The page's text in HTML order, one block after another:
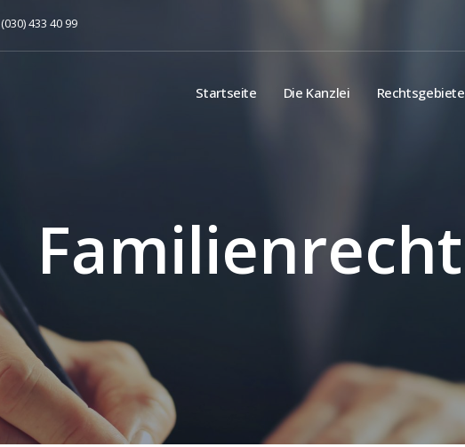
(030) 433 40 99
Startseite Die Kanzlei Rechtsgebiete
Familienrecht